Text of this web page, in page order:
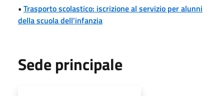
• Trasporto scolastico: iscrizione al servizio per alunni
della scuola dell'infanzia
Sede principale